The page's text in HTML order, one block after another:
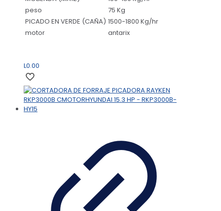
peso
75 Kg
PICADO EN VERDE (CAÑA) 1500-1800 Kg/hr
motor
antarix
L0.00